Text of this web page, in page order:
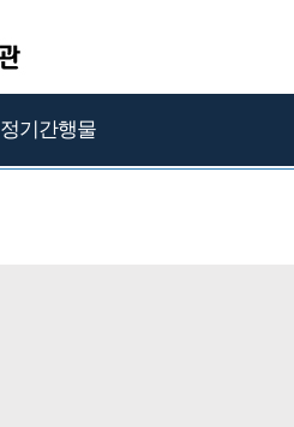
정기간행물